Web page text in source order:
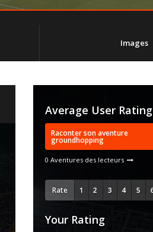
Images
Average User Rating
Raconter son aventure
groundhopping
0 Aventures des lecteurs
Rate
Your Rating